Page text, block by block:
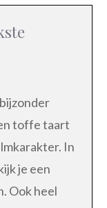
toffe taart
In
je een
Ook heel